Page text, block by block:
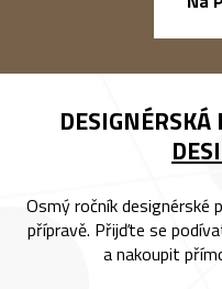
Osmý ročník designérské
přípravě. Přijďte se
a nakoupit